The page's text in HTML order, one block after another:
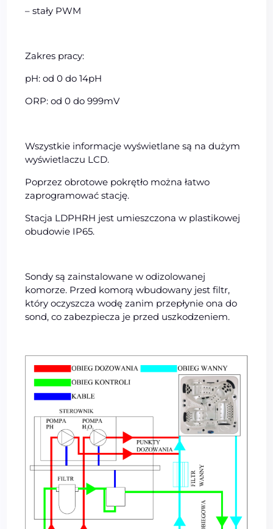
– stały PWM
Zakres pracy:
pH: od 0 do 14pH
ORP: od 0 do 999mV
Wszystkie informacje wyświetlane są na dużym
wyświetlaczu LCD.
Poprzez obrotowe pokrętło można łatwo
zaprogramować stację.
Stacja LDPHRH jest umieszczona w plastikowej
obudowie IP65.
Sondy są zainstalowane w odizolowanej
komorze. Przed komorą wbudowany jest filtr,
który oczyszcza wodę zanim przepłynie ona do
sond, co zabezpiecza je przed uszkodzeniem.